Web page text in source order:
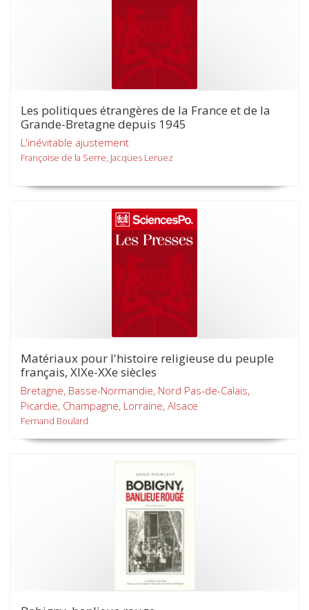
Les politiques étrangères de la France et de la
Grande-Bretagne depuis 1945
L'inévitable ajustement
Françoise de la Serre, Jacques Leruez
Matériaux pour l'histoire religieuse du peuple
français, XIXe-XXe siècles
Bretagne, Basse-Normandie, Nord Pas-de-Calais,
Picardie, Champagne, Lorraine, Alsace
Fernand Boulard